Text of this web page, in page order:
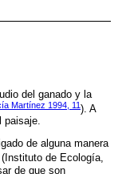
del ganado y la
Martínez 1994, 11). A
paisaje.
de alguna manera
de Ecología,
de que son